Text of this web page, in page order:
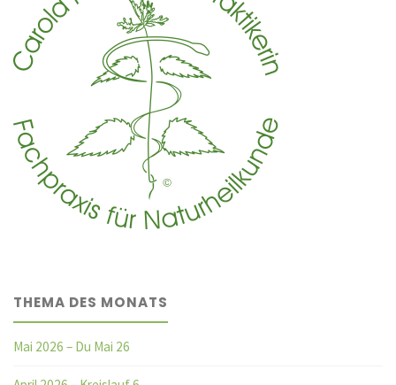
THEMA DES MONATS
Mai 2026 – Du Mai 26